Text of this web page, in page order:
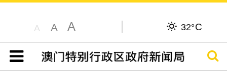
A A A 32°C
目录
搜寻